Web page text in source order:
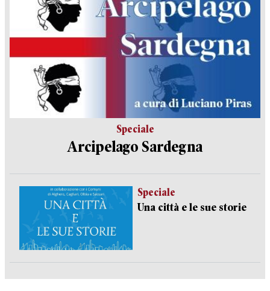
Speciale
Arcipelago Sardegna
Speciale
Una città e le sue storie